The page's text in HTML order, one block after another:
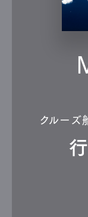
クルーズ